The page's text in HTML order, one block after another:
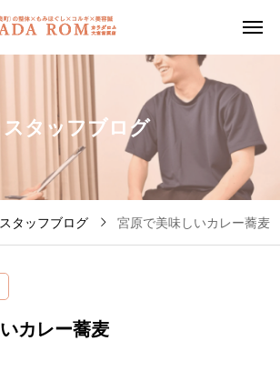
ス タ ッ フブロ グ
スタッフブログ 宮原で美味しいカレー蕎
カレー蕎麦